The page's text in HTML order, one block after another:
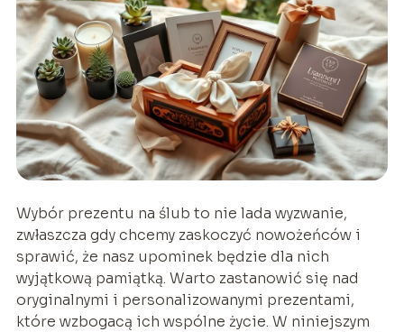
Wybór prezentu na ślub to nie lada wyzwanie,
zwłaszcza gdy chcemy zaskoczyć nowożeńców i
sprawić, że nasz upominek będzie dla nich
wyjątkową pamiątką. Warto zastanowić się nad
oryginalnymi i personalizowanymi prezentami,
które wzbogacą ich wspólne życie. W niniejszym